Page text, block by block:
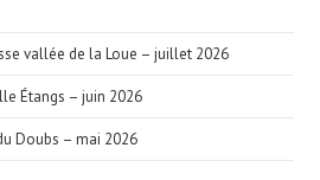
vallée de la Loue – juillet 2026
Étangs – juin 2026
Doubs – mai 2026